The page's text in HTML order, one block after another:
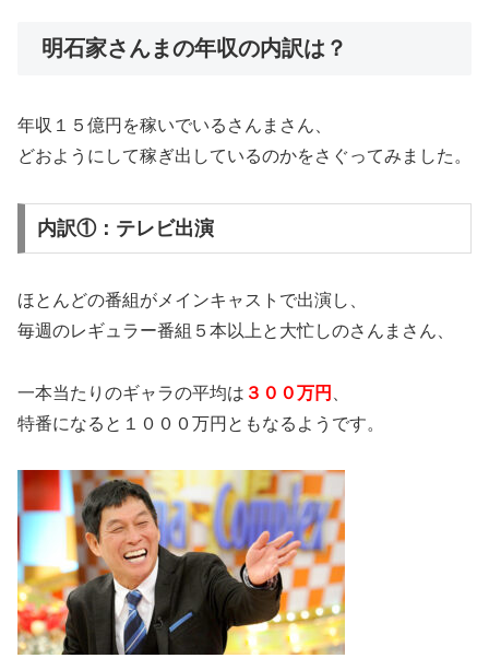
明石家さんまの年収の内訳は？
年収１５億円を稼いでいるさんまさん、
どおようにして稼ぎ出しているのかをさぐってみました。
内訳①：テレビ出演
ほとんどの番組がメインキャストで出演し、
毎週のレギュラー番組５本以上と大忙しのさんまさん、
一本当たりのギャラの平均は ３００万円
特番になると１０００万円ともなるようです。